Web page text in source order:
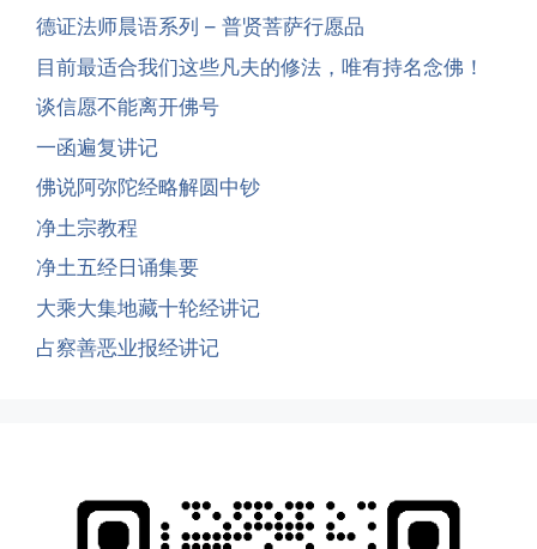
德证法师晨语系列 – 普贤菩萨行愿品
目前最适合我们这些凡夫的修法，唯有持名念佛！
谈信愿不能离开佛号
一函遍复讲记
佛说阿弥陀经略解圆中钞
净土宗教程
净土五经日诵集要
大乘大集地藏十轮经讲记
占察善恶业报经讲记